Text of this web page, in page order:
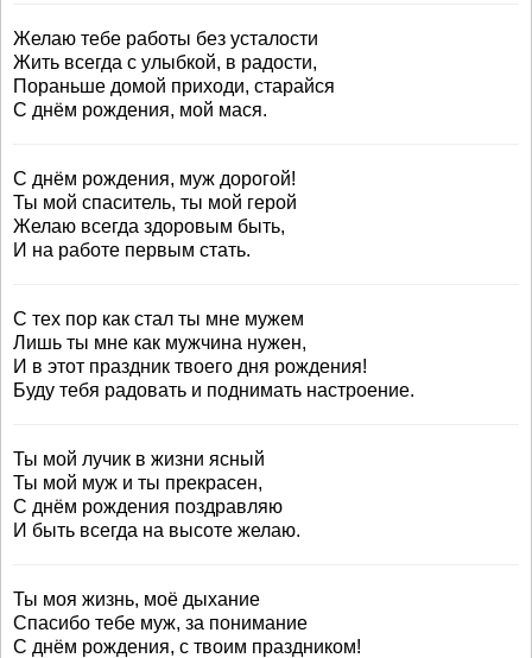
Желаю тебе работы без усталости
Жить всегда с улыбкой, в радости,
Пораньше домой приходи, старайся
С днём рождения, мой мася.
С днём рождения, муж дорогой!
Ты мой спаситель, ты мой герой
Желаю всегда здоровым быть,
И на работе первым стать.
С тех пор как стал ты мне мужем
Лишь ты мне как мужчина нужен,
И в этот праздник твоего дня рождения!
Буду тебя радовать и поднимать настроение.
Ты мой лучик в жизни ясный
Ты мой муж и ты прекрасен,
С днём рождения поздравляю
И быть всегда на высоте желаю.
Ты моя жизнь, моё дыхание
Спасибо тебе муж, за понимание
С днём рождения, с твоим праздником!